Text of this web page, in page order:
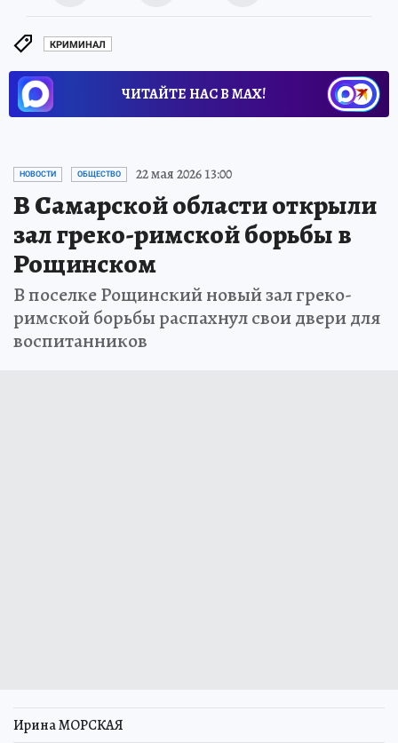
КРИМИНАЛ
ЧИТАЙТЕ НАС В МАХ!
НОВОСТИ ОБЩЕСТВО 22 мая 2026 13:00
В Самарской области открыли
зал греко-римской борьбы в
Рощинском
В поселке Рощинский новый зал греко-
римской борьбы распахнул свои двери для
воспитанников
Ирина МОРСКАЯ